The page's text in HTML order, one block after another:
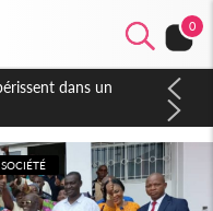
0
la fête nationale
les produits
SOCIÉTÉ